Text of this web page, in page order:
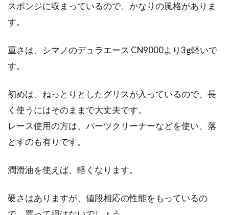
スポンジに収まっているので、かなりの風格がありま
す。
重さは、シマノのデュラエース CN9000より3g軽いで
す。
初めは、ねっとりとしたグリスが入っているので、長
く使うにはそのままで大丈夫です。
レース使用の方は、パーツクリーナーなどを使い、落
とすのも有りです。
潤滑油を使えば、軽くなります。
硬さはありますが、値段相応の性能をもっているの